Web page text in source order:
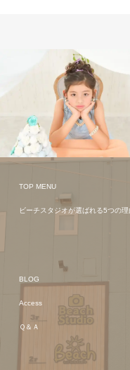
TOP MENU
ビーチスタジオが選ばれる5つの理
BLOG
Access
Ｑ＆Ａ